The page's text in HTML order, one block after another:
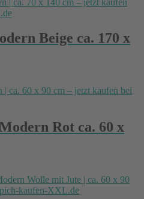
Beige ca. 170 x
Rot ca. 60 x